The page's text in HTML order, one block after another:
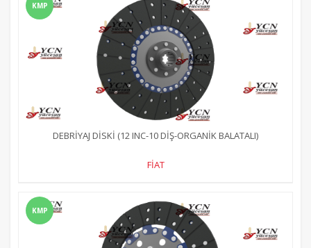
KMP
DEBRİYAJ DİSKİ (12 INC-10 DİŞ-ORGANİK BALATALI)
FİAT
KMP